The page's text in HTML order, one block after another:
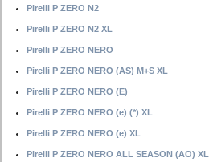
Pirelli P ZERO N2
Pirelli P ZERO N2 XL
Pirelli P ZERO NERO
Pirelli P ZERO NERO (AS) M+S XL
Pirelli P ZERO NERO (E)
Pirelli P ZERO NERO (e) (*) XL
Pirelli P ZERO NERO (e) XL
Pirelli P ZERO NERO ALL SEASON (AO) XL